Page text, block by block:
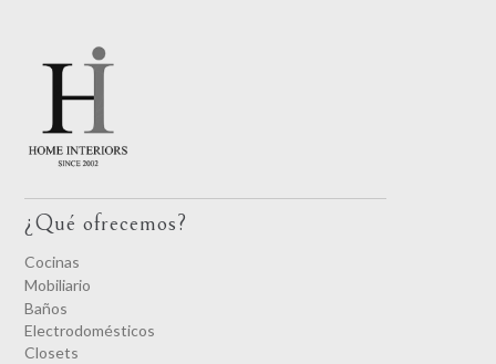
¿Qué ofrecemos?
Cocinas
Mobiliario
Baños
Electrodomésticos
Closets